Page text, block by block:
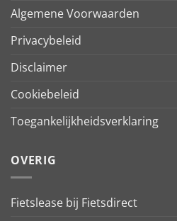
Algemene Voorwaarden
Privacybeleid
Disclaimer
Cookiebeleid
Toegankelijkheidsverklaring
OVERIG
Fietslease bij Fietsdirect